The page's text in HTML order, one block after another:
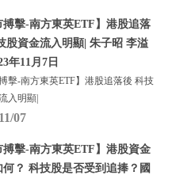
搏擊-南方東英ETF】港股追落
股資金流入明顯| 朱子昭 李溢
年11月7日
搏擊-南方東英ETF】港股追落後 科技
入明顯|
07
搏擊-南方東英ETF】港股資金
何？ 科技股是否受到追捧？國